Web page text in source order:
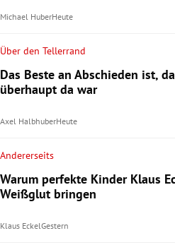
Untermenü
Untermenü
Untermenü
Untermenü
Untermenü
Untermenü
Untermenü
Michael HuberHeute
Über den Tellerrand
Das Beste an Abschieden ist,
überhaupt da war
Axel HalbhuberHeute
Andererseits
Warum perfekte Kinder Klaus
Weißglut bringen
Klaus EckelGestern